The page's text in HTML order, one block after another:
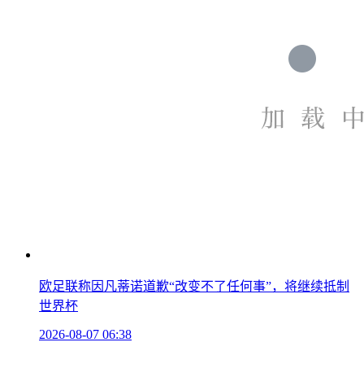
欧足联称因凡蒂诺道歉“改变不了任何事”，将继续抵制
世界杯
2026-08-07 06:38